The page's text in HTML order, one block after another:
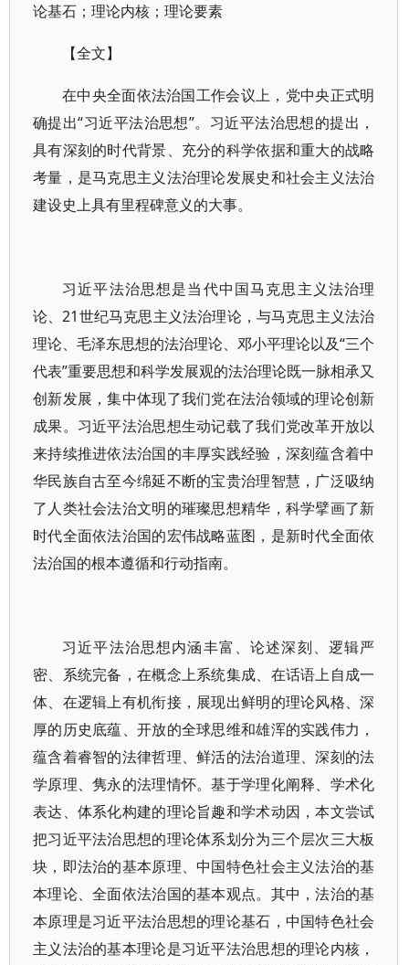
论基石；理论内核；理论要素
【全文】
在中央全面依法治国工作会议上，党中央正式明
确提出“习近平法治思想”。习近平法治思想的提出，
具有深刻的时代背景、充分的科学依据和重大的战略
考量，是马克思主义法治理论发展史和社会主义法治
建设史上具有里程碑意义的大事。
习近平法治思想是当代中国马克思主义法治理
论、21世纪马克思主义法治理论，与马克思主义法治
理论、毛泽东思想的法治理论、邓小平理论以及“三个
代表”重要思想和科学发展观的法治理论既一脉相承又
创新发展，集中体现了我们党在法治领域的理论创新
成果。习近平法治思想生动记载了我们党改革开放以
来持续推进依法治国的丰厚实践经验，深刻蕴含着中
华民族自古至今绵延不断的宝贵治理智慧，广泛吸纳
了人类社会法治文明的璀璨思想精华，科学擘画了新
时代全面依法治国的宏伟战略蓝图，是新时代全面依
法治国的根本遵循和行动指南。
习近平法治思想内涵丰富、论述深刻、逻辑严
密、系统完备，在概念上系统集成、在话语上自成一
体、在逻辑上有机衔接，展现出鲜明的理论风格、深
厚的历史底蕴、开放的全球思维和雄浑的实践伟力，
蕴含着睿智的法律哲理、鲜活的法治道理、深刻的法
学原理、隽永的法理情怀。基于学理化阐释、学术化
表达、体系化构建的理论旨趣和学术动因，本文尝试
把习近平法治思想的理论体系划分为三个层次三大板
块，即法治的基本原理、中国特色社会主义法治的基
本理论、全面依法治国的基本观点。其中，法治的基
本原理是习近平法治思想的理论基石，中国特色社会
主义法治的基本理论是习近平法治思想的理论内核，